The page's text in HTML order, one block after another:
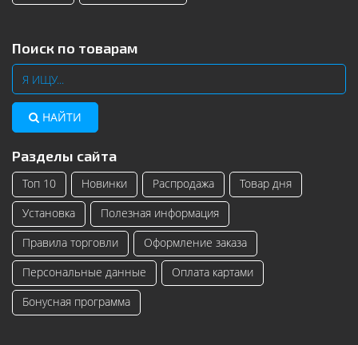
Поиск по товарам
НАЙТИ
Разделы сайта
Топ 10 Новинки Распродажа
Товар дня
Установка
Полезная информация
Правила торговли
Оформление заказа
Персональные данные
Оплата картами
Бонусная программа